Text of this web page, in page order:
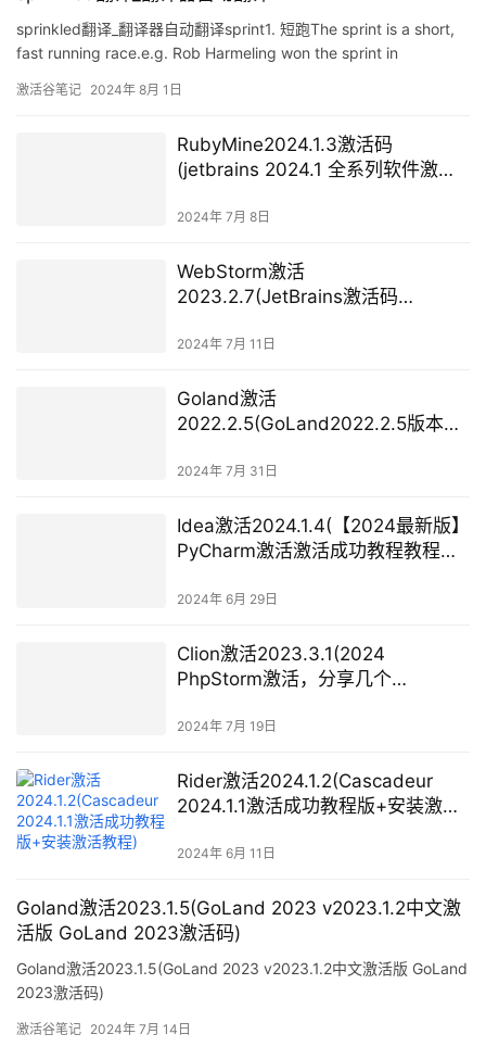
sprinkled翻译_翻译器自动翻译sprint1. 短跑The sprint is a short,
fast running race.e.g. Rob Harmeling won the sprint in
激活谷笔记 2024年 8月 1日
RubyMine2024.1.3激活码
(jetbrains 2024.1 全系列软件激活
2024年 7月 8日
WebStorm激活
2023.2.7(JetBrains激活码
久激活版))
2024年 7月 11日
Goland激活
2022.2.5(GoLand2022.2.5版本
2024年 7月 31日
Idea激活2024.1.4(【2024最新版】
PyCharm激活激活成功教程教程
2024年 6月 29日
Clion激活2023.3.1(2024
PhpStorm激活，分享几个
2024年 7月 19日
Rider激活2024.1.2(Cascadeur
2024.1.1激活成功教程版+安装激活
2024年 6月 11日
Goland激活2023.1.5(GoLand 2023 v2023.1.2中文激
活版 GoLand 2023激活码)
Goland激活2023.1.5(GoLand 2023 v2023.1.2中文激活版 GoLand
2023激活码)
激活谷笔记 2024年 7月 14日